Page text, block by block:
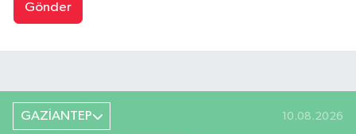
Gönder
GAZİANTEP 10.08.2026